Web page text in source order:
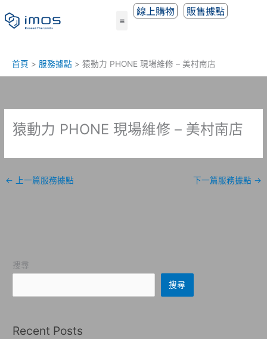
至
線上購物 販售據點
首頁 服務據點 猿動力 PHONE 現場維修 – 美村南店
猿動力 PHONE 現場維修 – 美村南店
← 上一篇服務據點 下一篇服務據點 →
搜尋
搜尋
Recent Posts